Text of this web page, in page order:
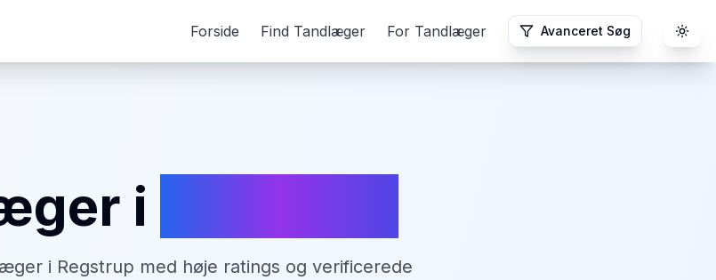
Forside Find Tandlæger For Tandlæger Avanceret Søg
i
i Regstrup med høje ratings og verificerede